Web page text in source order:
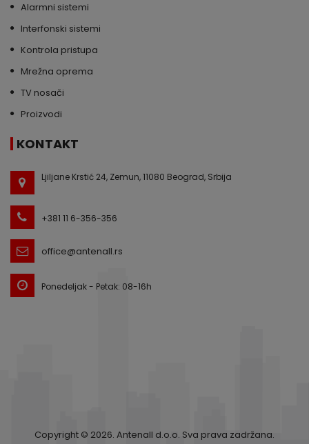
Alarmni sistemi
Interfonski sistemi
Kontrola pristupa
Mrežna oprema
TV nosači
Proizvodi
KONTAKT
Ljiljane Krstić 24, Zemun, 11080 Beograd, Srbija
+381 11 6-356-356
office@antenall.rs
Ponedeljak - Petak: 08-16h
Copyright © 2026. Antenall d.o.o. Sva prava zadržana.